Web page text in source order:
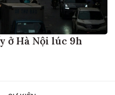
ở Hà Nội lúc 9h